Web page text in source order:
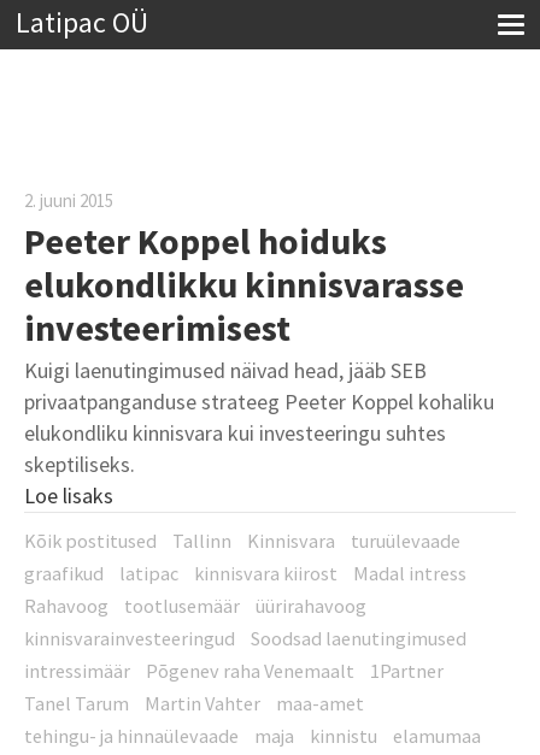
Latipac OÜ
2. juuni 2015
Peeter Koppel hoiduks
elukondlikku kinnisvarasse
investeerimisest
Kuigi laenutingimused näivad head, jääb SEB
privaatpanganduse strateeg Peeter Koppel kohaliku
elukondliku kinnisvara kui investeeringu suhtes
skeptiliseks.
Loe lisaks
Kõik postitused Tallinn Kinnisvara
turuülevaade
graafikud
latipac kinnisvara kiirost
Madal intress
Rahavoog
tootlusemäär
üürirahavoog
kinnisvarainvesteeringud
Soodsad laenutingimused
intressimäär
Põgenev raha Venemaalt
1Partner
Tanel Tarum
Martin Vahter
maa-amet
tehingu- ja hinnaülevaade
maja kinnistu
elamumaa